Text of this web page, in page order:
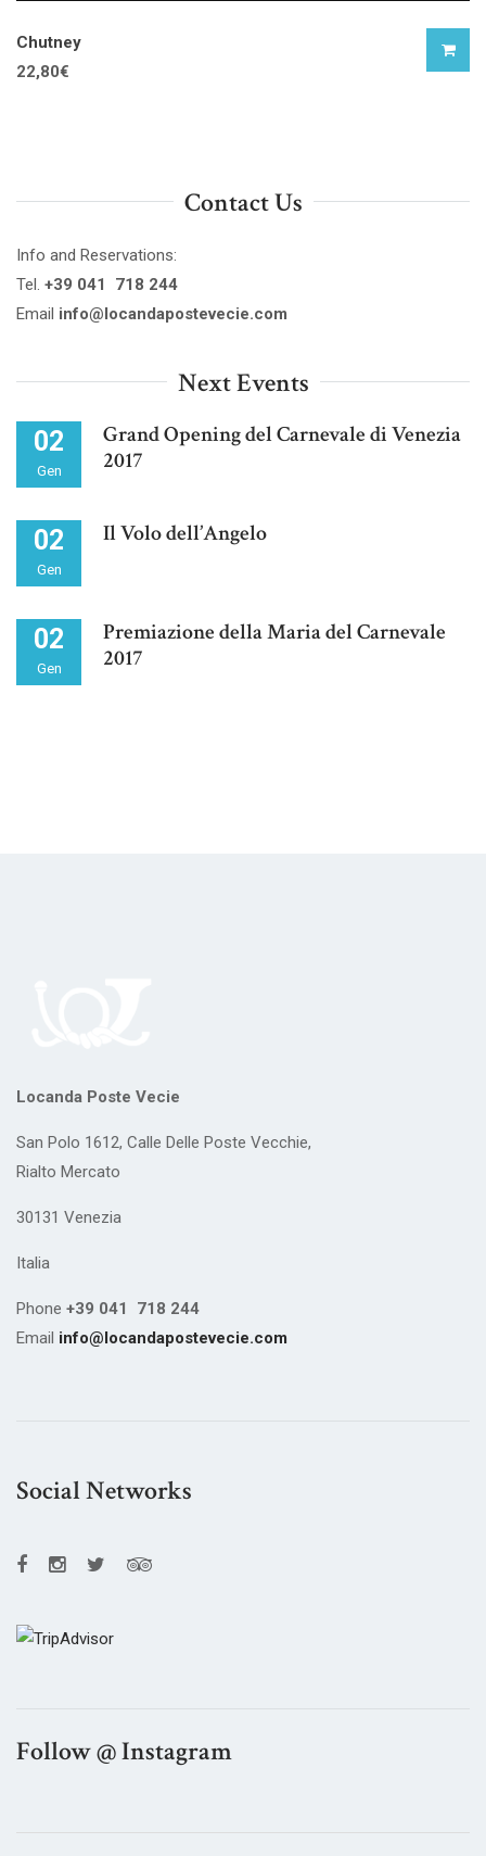
Chutney
22,80€
Contact Us
Info and Reservations:
Tel. +39 041 718 244
Email info@locandapostevecie.com
Next Events
Grand Opening del Carnevale di Venezia
2017
02
Gen
Il Volo dell’Angelo
02
Gen
Premiazione della Maria del Carnevale
2017
02
Gen
Locanda Poste Vecie
San Polo 1612, Calle Delle Poste Vecchie,
Rialto Mercato
30131 Venezia
Italia
Phone +39 041 718 244
Email info@locandapostevecie.com
Social Networks
Follow @ Instagram